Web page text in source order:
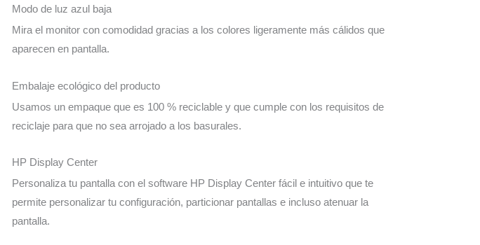
Modo de luz azul baja
Mira el monitor con comodidad gracias a los colores ligeramente más cálidos que
aparecen en pantalla.
Embalaje ecológico del producto
Usamos un empaque que es 100 % reciclable y que cumple con los requisitos de
reciclaje para que no sea arrojado a los basurales.
HP Display Center
Personaliza tu pantalla con el software HP Display Center fácil e intuitivo que te
permite personalizar tu configuración, particionar pantallas e incluso atenuar la
pantalla.